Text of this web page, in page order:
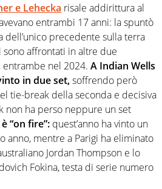
e Lehecka risale addirittura al
entrambi 17 anni: la spuntò
dell’unico precedente sulla terra
sono affrontati in altre due
entrambe nel 2024. A Indian Wells
in due set,soffrendo però
tie-break della seconda e decisiva
non ha perso neppure un set
“on fire”: quest’anno ha vinto un
anno, mentre a Parigi ha eliminato
Jordan Thompson e lo
Fokina, testa di serie numero